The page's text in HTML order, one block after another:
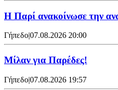
Η Παρί ανακοίνωσε την
Γήπεδο|07.08.2026 20:00
Μίλαν για Παρέδες!
Γήπεδο|07.08.2026 19:57